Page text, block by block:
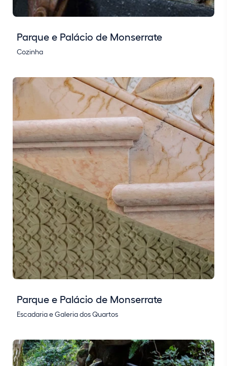
Parque e Palácio de Monserrate
Cozinha
Parque e Palácio de Monserrate
Escadaria e Galeria dos Quartos